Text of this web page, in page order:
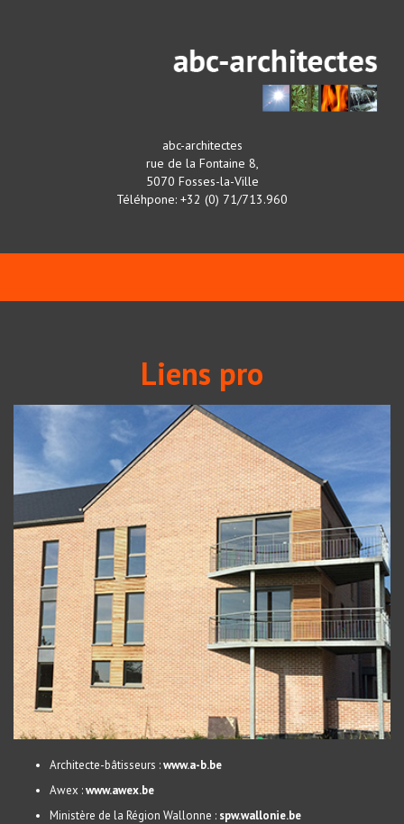
abc-architectes
rue de la Fontaine 8,
5070 Fosses-la-Ville
Téléhpone: +32 (0) 71/713.960
Liens pro
Architecte-bâtisseurs :www.a-b.be
Awex :www.awex.be
Ministère de la Région Wallonne : spw.wallonie.be